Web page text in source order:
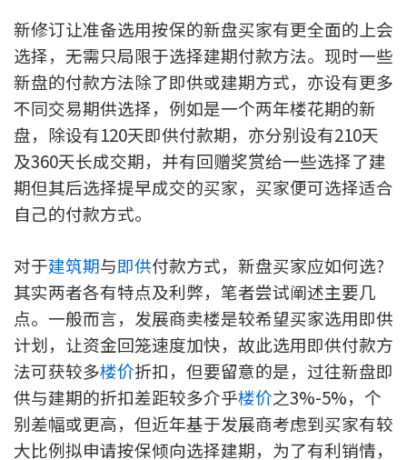
按市新闻
统计数据库
按揭快趣智识
按揭智库
楼按专栏
按揭百科
实时银行资讯
装修·保险优惠
免费装修转介服务
装修设计专栏
新修订让准备选用按保的新盘买家有更全面的上会
选择，无需只局限于选择建期付款方法。现时一些
新盘的付款方法除了即供或建期方式，亦设有更多
不同交易期供选择，例如是一个两年楼花期的新
盘，除设有120天即供付款期，亦分别设有210天
及360天长成交期，并有回赠奖赏给一些选择了建
期但其后选择提早成交的买家，买家便可选择适合
自己的付款方式。
对于建筑期与即供付款方式，新盘买家应如何选?
其实两者各有特点及利弊，笔者尝试阐述主要几
点。一般而言，发展商卖楼是较希望买家选用即供
计划，让资金回笼速度加快，故此选用即供付款方
法可获较多楼价折扣，但要留意的是，过往新盘即
供与建期的折扣差距较多介乎楼价之3%-5%，个
别差幅或更高，但近年基于发展商考虑到买家有较
大比例拟申请按保倾向选择建期，为了有利销情，